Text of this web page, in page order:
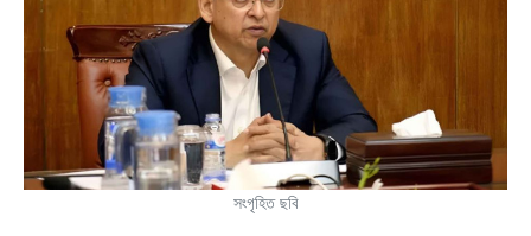
সংগৃহিত ছবি